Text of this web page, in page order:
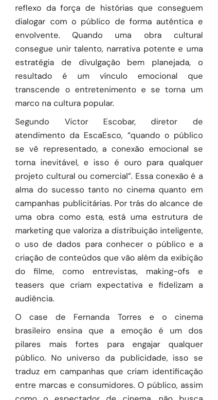
reflexo da força de histórias que conseguem
dialogar com o público de forma autêntica e
envolvente. Quando uma obra cultural
consegue unir talento, narrativa potente e uma
estratégia de divulgação bem planejada, o
resultado é um vínculo emocional que
transcende o entretenimento e se torna um
marco na cultura popular.
Segundo Victor Escobar, diretor de
atendimento da EscaEsco, “quando o público
se vê representado, a conexão emocional se
torna inevitável, e isso é ouro para qualquer
projeto cultural ou comercial”. Essa conexão é a
alma do sucesso tanto no cinema quanto em
campanhas publicitárias. Por trás do alcance de
uma obra como esta, está uma estrutura de
marketing que valoriza a distribuição inteligente,
o uso de dados para conhecer o público e a
criação de conteúdos que vão além da exibição
do filme, como entrevistas, making-ofs e
teasers que criam expectativa e fidelizam a
audiência.
O case de Fernanda Torres e o cinema
brasileiro ensina que a emoção é um dos
pilares mais fortes para engajar qualquer
público. No universo da publicidade, isso se
traduz em campanhas que criam identificação
entre marcas e consumidores. O público, assim